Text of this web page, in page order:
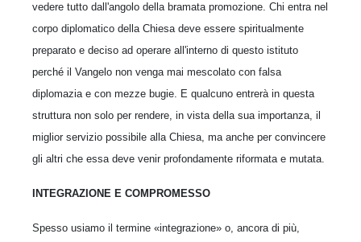
vedere tutto dall'angolo della bramata promozione. Chi entra nel
corpo diplomatico della Chiesa deve essere spiritualmente
preparato e deciso ad operare all'interno di questo istituto
perché il Vangelo non venga mai mescolato con falsa
diplomazia e con mezze bugie. E qualcuno entrerà in questa
struttura non solo per rendere, in vista della sua importanza, il
miglior servizio possibile alla Chiesa, ma anche per convincere
gli altri che essa deve venir profondamente riformata e mutata.
INTEGRAZIONE E COMPROMESSO
Spesso usiamo il termine «integrazione» o, ancora di più,